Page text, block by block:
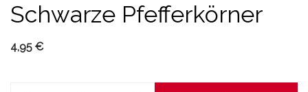
Schwarze Pfefferkörner
4,95 €